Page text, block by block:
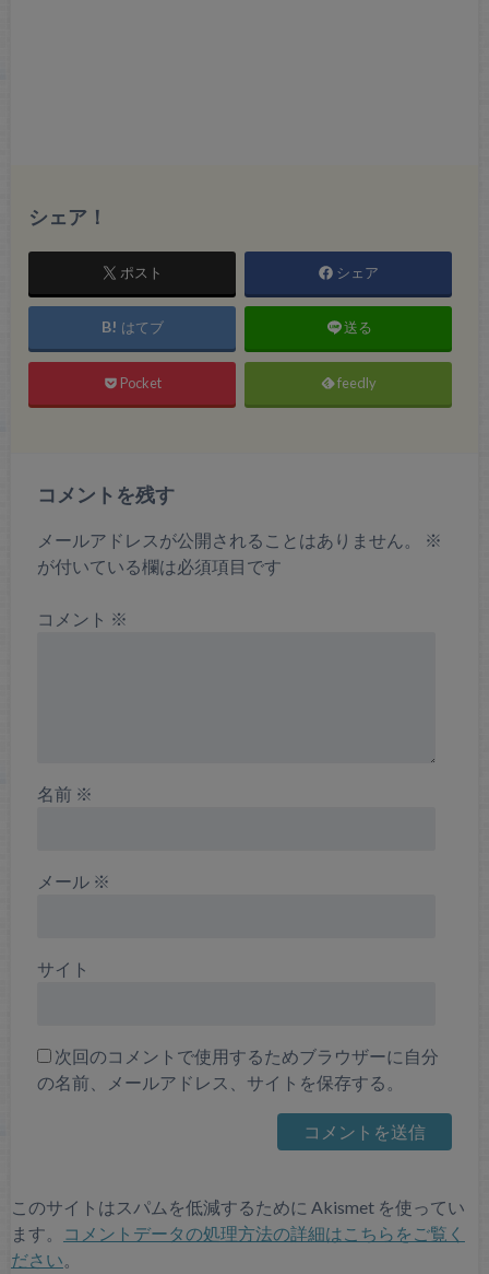
シェア！
ポスト シェア
はてブ 送る
Pocket feedly
コメントを残す
メールアドレスが公開されることはありません。
※
が付いている欄は必須項目です
コメント ※
名前 ※
メール ※
サイト
次回のコメントで使用するためブラウザーに自分
の名前、メールアドレス、サイトを保存する。
このサイトはスパムを低減するために Akismet を使ってい
ます。
コメントデータの処理方法の詳細はこちらをご覧く
ださい。